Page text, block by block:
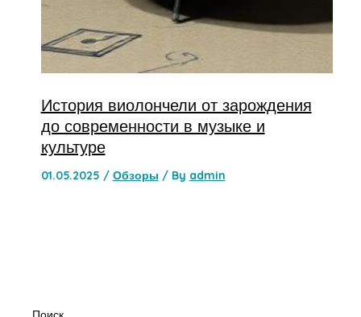
История виолончели от зарождения
до современности в музыке и
культуре
01.05.2025 / Обзоры / By admin